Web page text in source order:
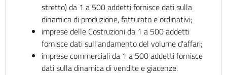
stretto) da 1 a 500 addetti fornisce dati sulla
dinamica di produzione, fatturato e ordinativi;
imprese delle Costruzioni da 1 a 500 addetti
fornisce dati sull'andamento del volume d'affari;
imprese commerciali da 1 a 500 addetti fornisce
dati sulla dinamica di vendite e giacenze.